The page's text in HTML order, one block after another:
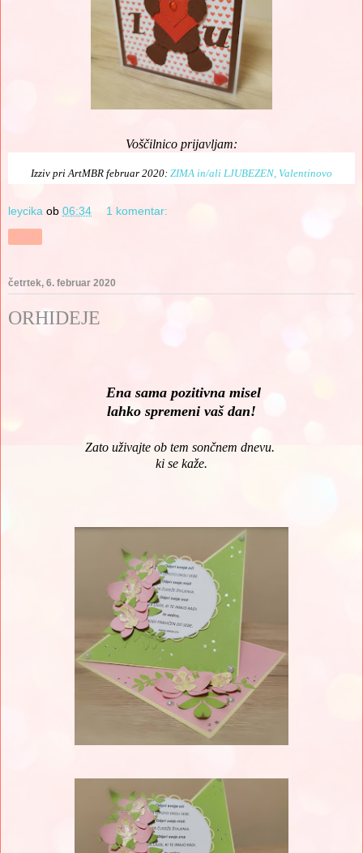
Voščilnico prijavljam:
Izziv pri ArtMBR februar 2020: ZIMA in/ali LJUBEZEN, Valentinovo
leycika ob 06:34 1 komentar:
četrtek, 6. februar 2020
ORHIDEJE
Ena sama pozitivna misel
lahko spremeni vaš dan!
Zato uživajte ob tem sončnem dnevu.
ki se kaže.